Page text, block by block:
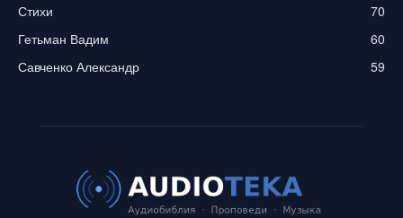
Стихи
70
Гетьман Вадим
60
Савченко Александр
59